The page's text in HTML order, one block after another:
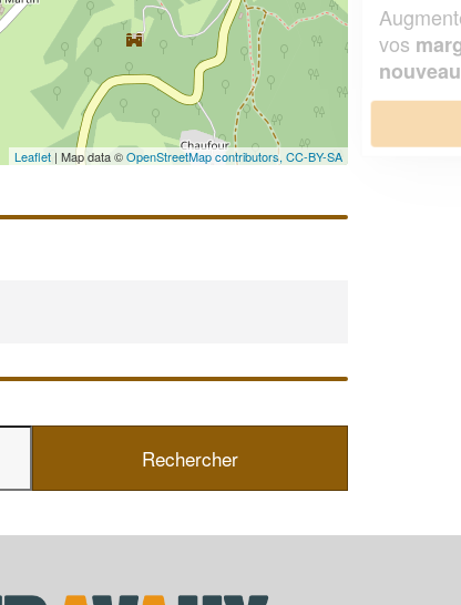
Leaflet | Map data ©OpenStreetMap contributors, CC-BY-SA
Augmentez votrechiffre d'affaireset
vosmarges tout en gagnant de
nouveaux clients !
En savoir plus